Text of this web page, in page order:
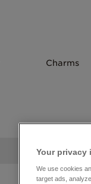
Charms
Your privacy
We use cookies
target ads,